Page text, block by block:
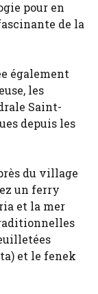
pour en
de la
également
les
Saint-
depuis les
du village
un ferry
et la mer
et le fenek